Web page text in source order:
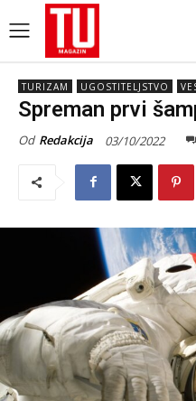
TURIZAM UGOSTITELJSTVO
Spreman prvi
Od Redakcija 03/10/2022